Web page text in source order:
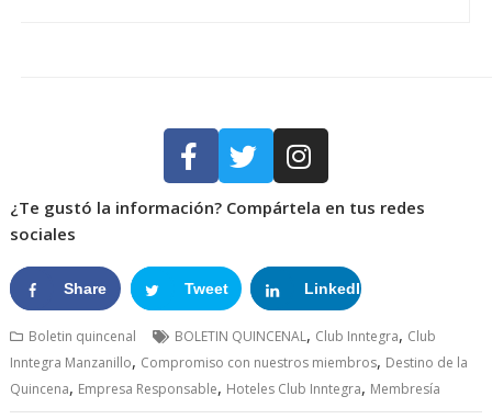
¿Te gustó la información? Compártela en tus redes
sociales
Share Tweet LinkedIn
Boletin quincenal BOLETIN QUINCENAL, Club Inntegra, Club
Inntegra Manzanillo, Compromiso con nuestros miembros, Destino de la
Quincena, Empresa Responsable, Hoteles Club Inntegra, Membresía